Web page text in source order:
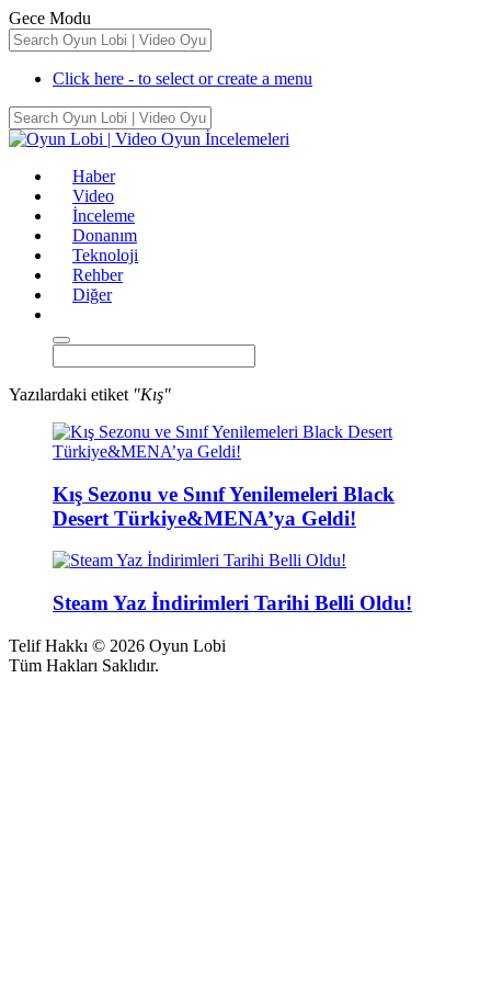
Gece Modu
Click here - to select or create a menu
Haber
Video
İnceleme
Donanım
Teknoloji
Rehber
Diğer
Yazılardaki etiket "Kış"
Kış Sezonu ve Sınıf Yenilemeleri Black
Desert Türkiye&MENA’ya Geldi!
Steam Yaz İndirimleri Tarihi Belli Oldu!
Telif Hakkı © 2026 Oyun Lobi
Tüm Hakları Saklıdır.